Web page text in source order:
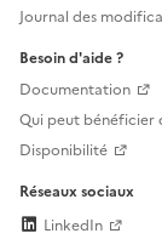
Journal des
Besoin d'aide ?
Documentation
Qui peut bénéficier
Disponibilité
Réseaux sociaux
LinkedIn